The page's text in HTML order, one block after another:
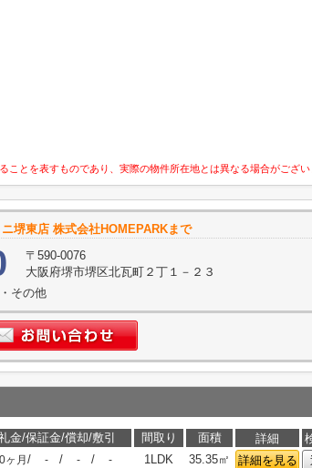
とを表すものであり、実際の物件所在地とは異なる場合がござい
ニ堺東店 株式会社HOMEPARKまで
〒590-0076
大阪府堺市堺区北瓦町２丁１－２３
その他
金/保証金/償却/敷引 間取り 面積 詳細
0ヶ月 / - / - / - 1LDK 35.35㎡ 詳細を見る